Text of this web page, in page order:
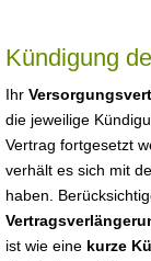
Kündigung
Ihr
die jeweilige
Vertrag fortgesetzt
verhält es sich mit
haben.
ist wie eine kurze